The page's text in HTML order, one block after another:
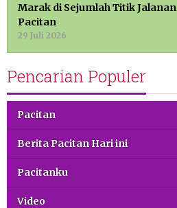
Marak di Sejumlah Titik Jalanan
Pacitan
29 Juli 2026
Pencarian Populer
Pacitan
Berita Pacitan Hari ini
Pacitanku
Video